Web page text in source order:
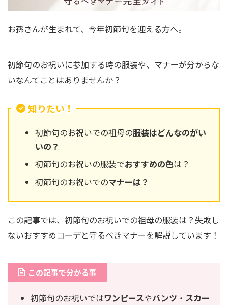
お孫さんが生まれて、今年初節句を迎える方へ。
初節句のお祝いに参加する時の服装や、マナーが分からな
いなんてことはありませんか？
知りたい！
初節句のお祝いでの祖母の服装はどんなのがい
いの？
初節句のお祝いの服装でおすすめの色は？
初節句のお祝いでのマナーは？
この記事では、初節句のお祝いでの祖母の服装は？失敗し
ないおすすめコーデと守るべきマナーを解説しています！
この記事で分かる事
初節句のお祝いではワンピースやパンツ ・ スカー